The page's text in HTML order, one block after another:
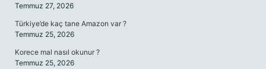
Temmuz 27, 2026
Türkiye’de kaç tane Amazon var ?
Temmuz 25, 2026
Korece mal nasıl okunur ?
Temmuz 25, 2026